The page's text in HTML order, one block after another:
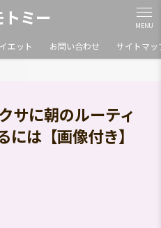
トミー MENU
エット お問い合わせ サイトマッ
サに朝のルーティ
には【画像付き】